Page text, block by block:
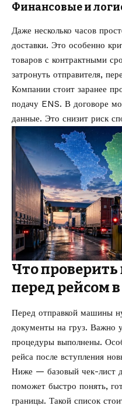
Финансовые и
Даже несколько часов
доставки. Это особенно
товаров с контрактными
затронуть отправителя,
Компании стоит заранее
подачу ENS. В договоре
данные. Это снизит риск
Что проверить
перед рейсом
Перед отправкой машины
документы на груз. Важно
процедуры выполнены.
рейса после вступления
Ниже — базовый чек-лист
поможет быстро понять,
границы. Такой список